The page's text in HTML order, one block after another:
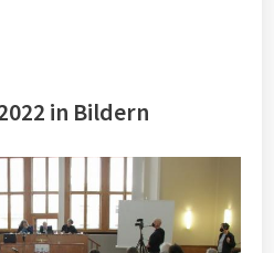
in Bildern